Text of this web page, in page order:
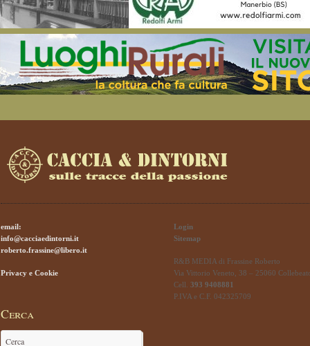
email:
info@cacciaedintorni.it
roberto.frassine@libero.it
Privacy e Cookie
Cerca
Login
Sitemap
R&B MEDIA di Frassine Roberto
Via Vittorio Veneto, 38 – 25060
Cell. 393 9408881
P.IVA e C.F. 042325709